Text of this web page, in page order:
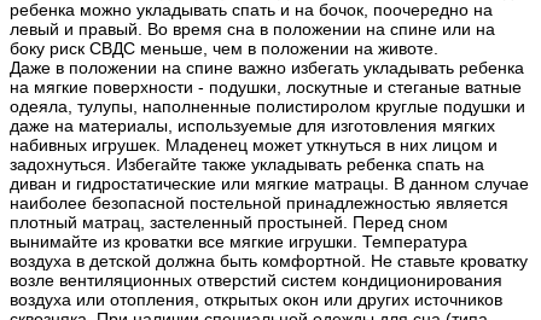
ребенка можно укладывать спать и на бочок, поочередно на
левый и правый. Во время сна в положении на спине или на
боку риск СВДС меньше, чем в положении на животе.
Даже в положении на спине важно избегать укладывать ребенка
на мягкие поверхности - подушки, лоскутные и стеганые ватные
одеяла, тулупы, наполненные полистиролом круглые подушки и
даже на материалы, используемые для изготовления мягких
набивных игрушек. Младенец может уткнуться в них лицом и
задохнуться. Избегайте также укладывать ребенка спать на
диван и гидростатические или мягкие матрацы. В данном случае
наиболее безопасной постельной принадлежностью является
плотный матрац, застеленный простыней. Перед сном
вынимайте из кроватки все мягкие игрушки. Температура
воздуха в детской должна быть комфортной. Не ставьте кроватку
возле вентиляционных отверстий систем кондиционирования
воздуха или отопления, открытых окон или других источников